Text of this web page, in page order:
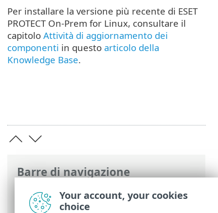
Barre di navigazione
Guida online ESET>ESET PROTECT On-
Prem>Installa> Installazione
Per installare la versione più recente di ESET
PROTECT On-Prem for Linux, consultare il
capitolo Attività di aggiornamento dei
componenti in questo articolo della
Knowledge Base.
Your account, your cookies
choice